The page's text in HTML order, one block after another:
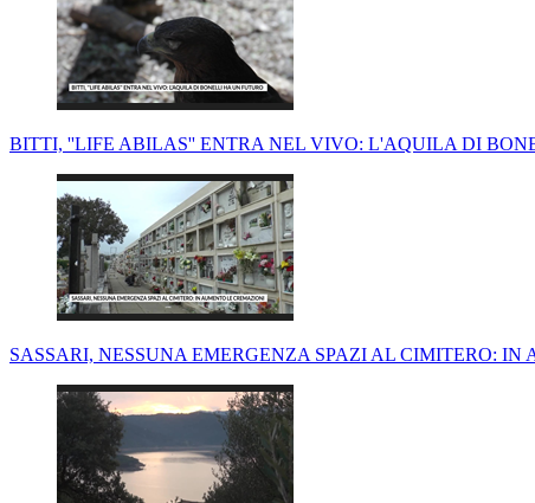
BITTI, ''LIFE ABILAS'' ENTRA NEL VIVO: L'AQUILA DI
SASSARI, NESSUNA EMERGENZA SPAZI AL CIMITERO: